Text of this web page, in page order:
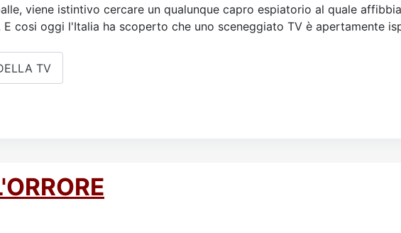
viene istintivo cercare un qualunque capro espiatorio al quale
cosi oggi l'Italia ha scoperto che uno sceneggiato TV è apertamente
TV